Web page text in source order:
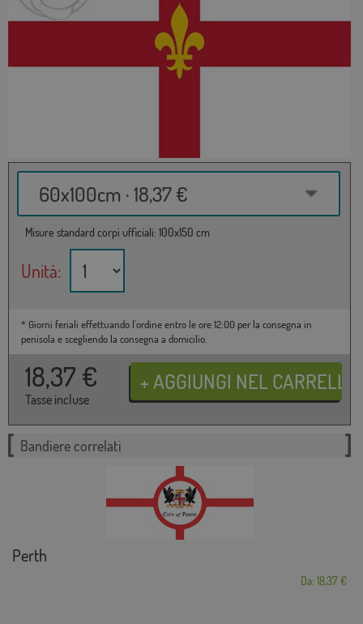
60x100cm · 18,37 €
Misure standard corpi ufficiali: 100x150 cm
Unità:
* Giorni feriali effettuando l'ordine entro le ore 12:00 per la consegna in
penisola e scegliendo la consegna a domicilio.
18,37 €
Tasse incluse
Bandiere correlati
Perth
Da: 18,37 €